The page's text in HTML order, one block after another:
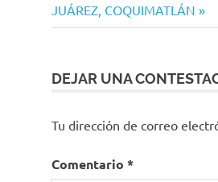
entradas
entrada:
JUÁREZ, COQUIMATLÁN
DEJAR UNA
Tu dirección de correo
Comentario *